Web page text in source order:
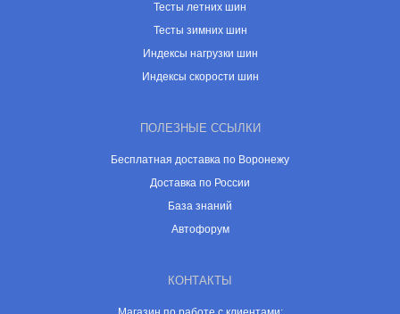
Тесты летних шин
Тесты зимних шин
Индексы нагрузки шин
Индексы скорости шин
ПОЛЕЗНЫЕ ССЫЛКИ
Бесплатная доставка по Воронежу
Доставка по России
База знаний
Автофорум
КОНТАКТЫ